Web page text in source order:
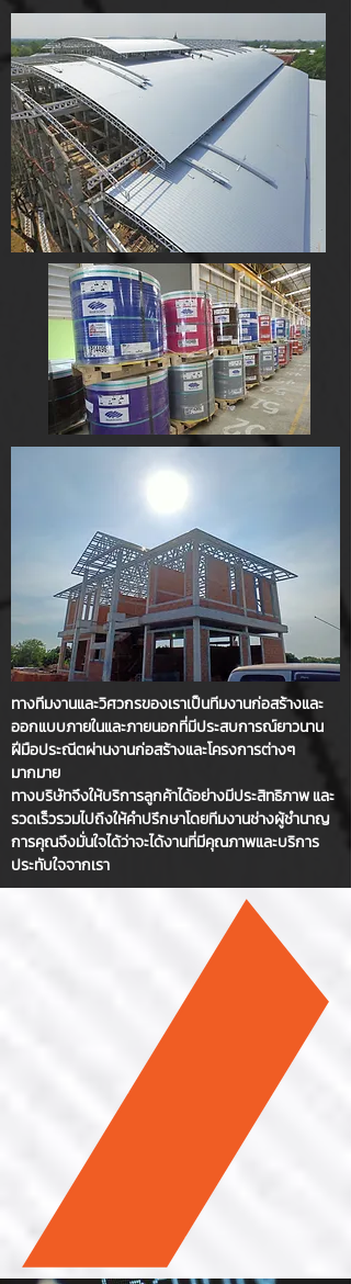
ทางทีมงานและวิศวกรของเราเป็นทีมงานก่อสร้างและ
ออกแบบภายในและภายนอกที่มีประสบการณ์ยาวนาน
ฝีมือประณีตผ่านงานก่อสร้างและโครงการต่างๆ
มากมาย
ทางบริษัทจึงให้บริการลูกค้าได้อย่างมีประสิทธิภาพ และ
รวดเร็วรวมไปถึงให้คำปรึกษาโดยทีมงานช่างผู้ชำนาญ
การคุณจึงมั่นใจได้ว่าจะได้งานที่มีคุณภาพและบริการ
ประทับใจจากเรา